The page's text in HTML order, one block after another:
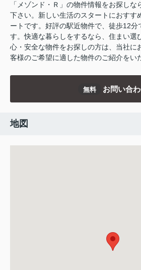
「メゾンド・Ｒ」の物件情報をお探し
下さい。新しい生活のスタートにおすす
ートです。好評の駅近物件で、徒歩12分
す。快適な暮らしをするなら、住まい選
心・安全な物件をお探しの方は、当社に
客様のご希望に適した物件のご紹介をい
無料 お問い合
地図